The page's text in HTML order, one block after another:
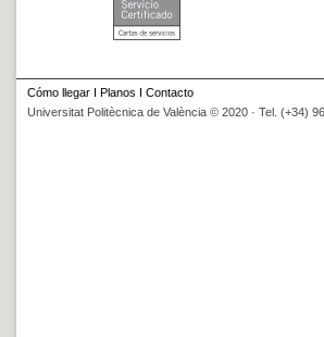
Cómo llegar I Planos I Contacto
Universitat Politècnica de València © 2020 · Tel. (+34)